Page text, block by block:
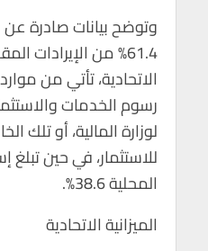
وتوضح بيانات صادرة عن
61.4% من الإيرادات
الاتحادية، تأتي من
رسوم الخدمات
لوزارة المالية، أو تلك
للاستثمار، في حين
المحلية 38.6%.
الميزانية الاتحادية